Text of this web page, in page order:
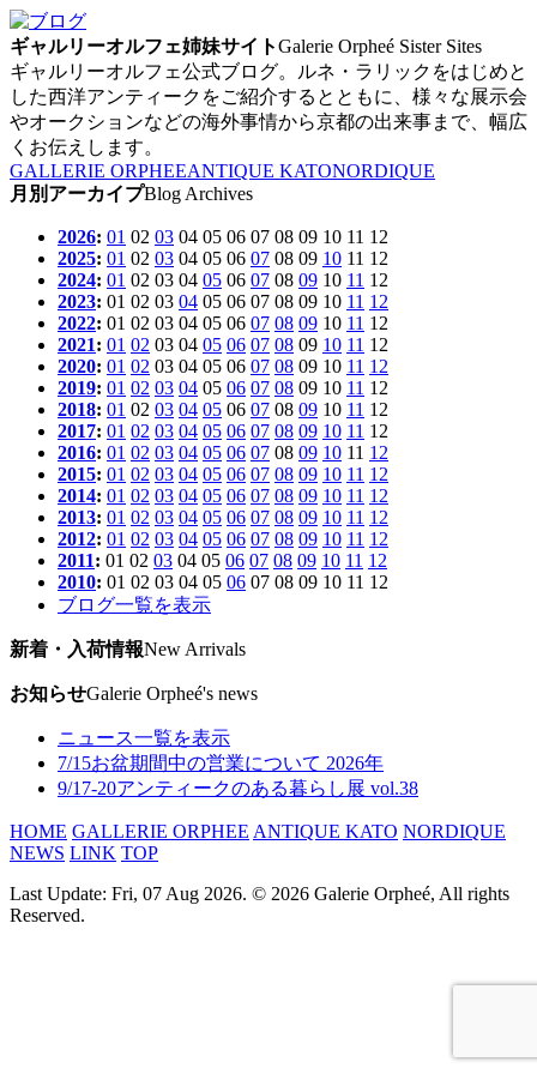
ギャルリーオルフェ姉妹サイトGalerie Orpheé Sister Sites
ギャルリーオルフェ公式ブログ。ルネ・ラリックをはじめと
した西洋アンティークをご紹介するとともに、様々な展示会
やオークションなどの海外事情から京都の出来事まで、幅広
くお伝えします。
GALLERIE ORPHEEANTIQUE KATONORDIQUE
月別アーカイプBlog Archives
2026: 01 02 03 04 05 06 07 08 09 10 11 12
2025: 01 02 03 04 05 06 07 08 09 10 11 12
2024: 01 02 03 04 05 06 07 08 09 10 11 12
2023: 01 02 03 04 05 06 07 08 09 10 11 12
2022: 01 02 03 04 05 06 07 08 09 10 11 12
2021: 01 02 03 04 05 06 07 08 09 10 11 12
2020: 01 02 03 04 05 06 07 08 09 10 11 12
2019: 01 02 03 04 05 06 07 08 09 10 11 12
2018: 01 02 03 04 05 06 07 08 09 10 11 12
2017: 01 02 03 04 05 06 07 08 09 10 11 12
2016: 01 02 03 04 05 06 07 08 09 10 11 12
2015: 01 02 03 04 05 06 07 08 09 10 11 12
2014: 01 02 03 04 05 06 07 08 09 10 11 12
2013: 01 02 03 04 05 06 07 08 09 10 11 12
2012: 01 02 03 04 05 06 07 08 09 10 11 12
2011: 01 02 03 04 05 06 07 08 09 10 11 12
2010: 01 02 03 04 05 06 07 08 09 10 11 12
ブログ一覧を表示
新着・入荷情報New Arrivals
お知らせGalerie Orpheé's news
ニュース一覧を表示
7/15お盆期間中の営業について 2026年
9/17-20アンティークのある暮らし展 vol.38
HOME GALLERIE ORPHEE ANTIQUE KATO NORDIQUE
NEWS LINK TOP
Last Update: Fri, 07 Aug 2026. © 2026 Galerie Orpheé, All rights
Reserved.